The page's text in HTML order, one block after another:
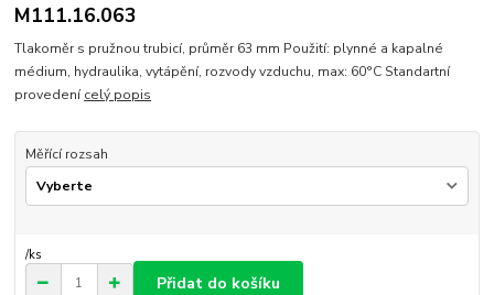
M111.16.063
Tlakoměr s pružnou trubicí, průměr 63 mm Použití: plynné a kapalné
médium, hydraulika, vytápění, rozvody vzduchu, max: 60°C Standartní
provedenícelý popis
Měřící rozsah
/ks
Přidat do košíku